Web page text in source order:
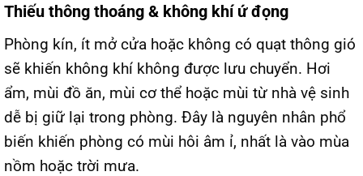
Thiếu thông thoáng & không khí ứ đọng
Phòng kín, ít mở cửa hoặc không có quạt thông gió
sẽ khiến không khí không được lưu chuyển. Hơi
ẩm, mùi đồ ăn, mùi cơ thể hoặc mùi từ nhà vệ sinh
dễ bị giữ lại trong phòng. Đây là nguyên nhân phổ
biến khiến phòng có mùi hôi âm ỉ, nhất là vào mùa
nồm hoặc trời mưa.